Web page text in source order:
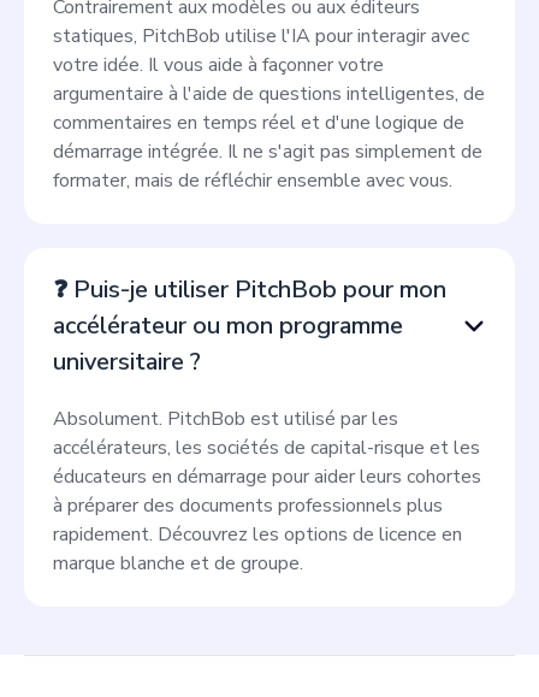
Contrairement aux modèles ou aux éditeurs
statiques, PitchBob utilise l'IA pour interagir avec
votre idée. Il vous aide à façonner votre
argumentaire à l'aide de questions intelligentes, de
commentaires en temps réel et d'une logique de
démarrage intégrée. Il ne s'agit pas simplement de
formater, mais de réfléchir ensemble avec vous.
❓ Puis-je utiliser PitchBob pour mon
accélérateur ou mon programme
universitaire ?
Absolument. PitchBob est utilisé par les
accélérateurs, les sociétés de capital-risque et les
éducateurs en démarrage pour aider leurs cohortes
à préparer des documents professionnels plus
rapidement. Découvrez les options de licence en
marque blanche et de groupe.